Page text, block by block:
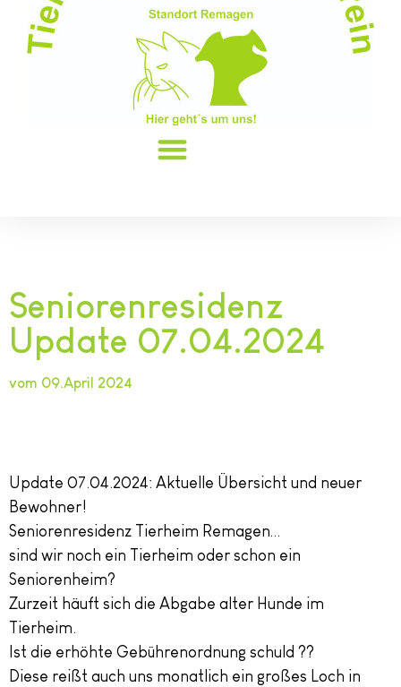
Seniorenresidenz
Update 07.04.2024
vom 09.April 2024
Update 07.04.2024: Aktuelle Übersicht und neuer
Bewohner!
Seniorenresidenz Tierheim Remagen…
sind wir noch ein Tierheim oder schon ein
Seniorenheim?
Zurzeit häuft sich die Abgabe alter Hunde im
Tierheim.
Ist die erhöhte Gebührenordnung schuld ??
Diese reißt auch uns monatlich ein großes Loch in